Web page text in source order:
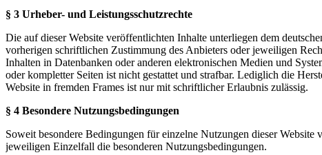
§ 3 Urheber- und Leistungsschutzrechte
Die auf dieser Website veröffentlichten Inhalte unterliegen dem
vorherigen schriftlichen Zustimmung des Anbieters oder jeweiligen
Inhalten in Datenbanken oder anderen elektronischen Medien und
oder kompletter Seiten ist nicht gestattet und strafbar. Lediglich die
Website in fremden Frames ist nur mit schriftlicher Erlaubnis zulässig.
§ 4 Besondere Nutzungsbedingungen
Soweit besondere Bedingungen für einzelne Nutzungen dieser
jeweiligen Einzelfall die besonderen Nutzungsbedingungen.